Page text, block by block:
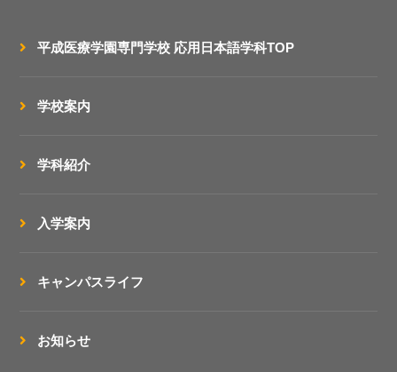
平成医療学園専門学校 応用日本語学科TOP
学校案内
学科紹介
入学案内
キャンパスライフ
お知らせ